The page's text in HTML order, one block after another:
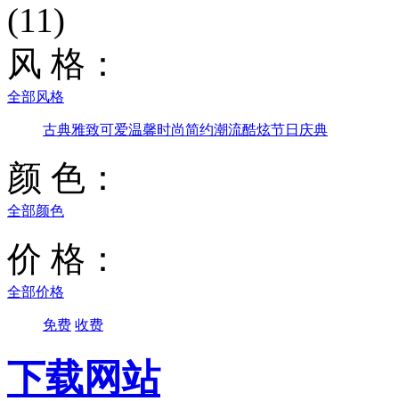
(11)
风 格：
全部风格
古典雅致可爱温馨时尚简约潮流酷炫节日庆典
颜 色：
全部颜色
价 格：
全部价格
免费 收费
下载网站